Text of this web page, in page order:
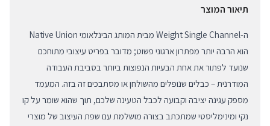
תיאור המוצר
ה-Weight Single Channel מבית המותג הבינלאומי Native Union
הוא הרבה יותר מפתרון ארגוני פשוט; מדובר בפריט עיצובי מתוחכם
שנועד לפתור את אחת הבעיות הנפוצות ביותר בסביבת העבודה
המודרנית – כבלים שנופלים מהשולחן או מסתבכים זה בזה. המעמד
מספק עגינה יציבה וקבועה לכבל הטעינה שלכם, תוך שהוא שומר על קו
נקי ומינימליסטי שמתכתב בצורה מושלמת עם שפת העיצוב של מוצרי